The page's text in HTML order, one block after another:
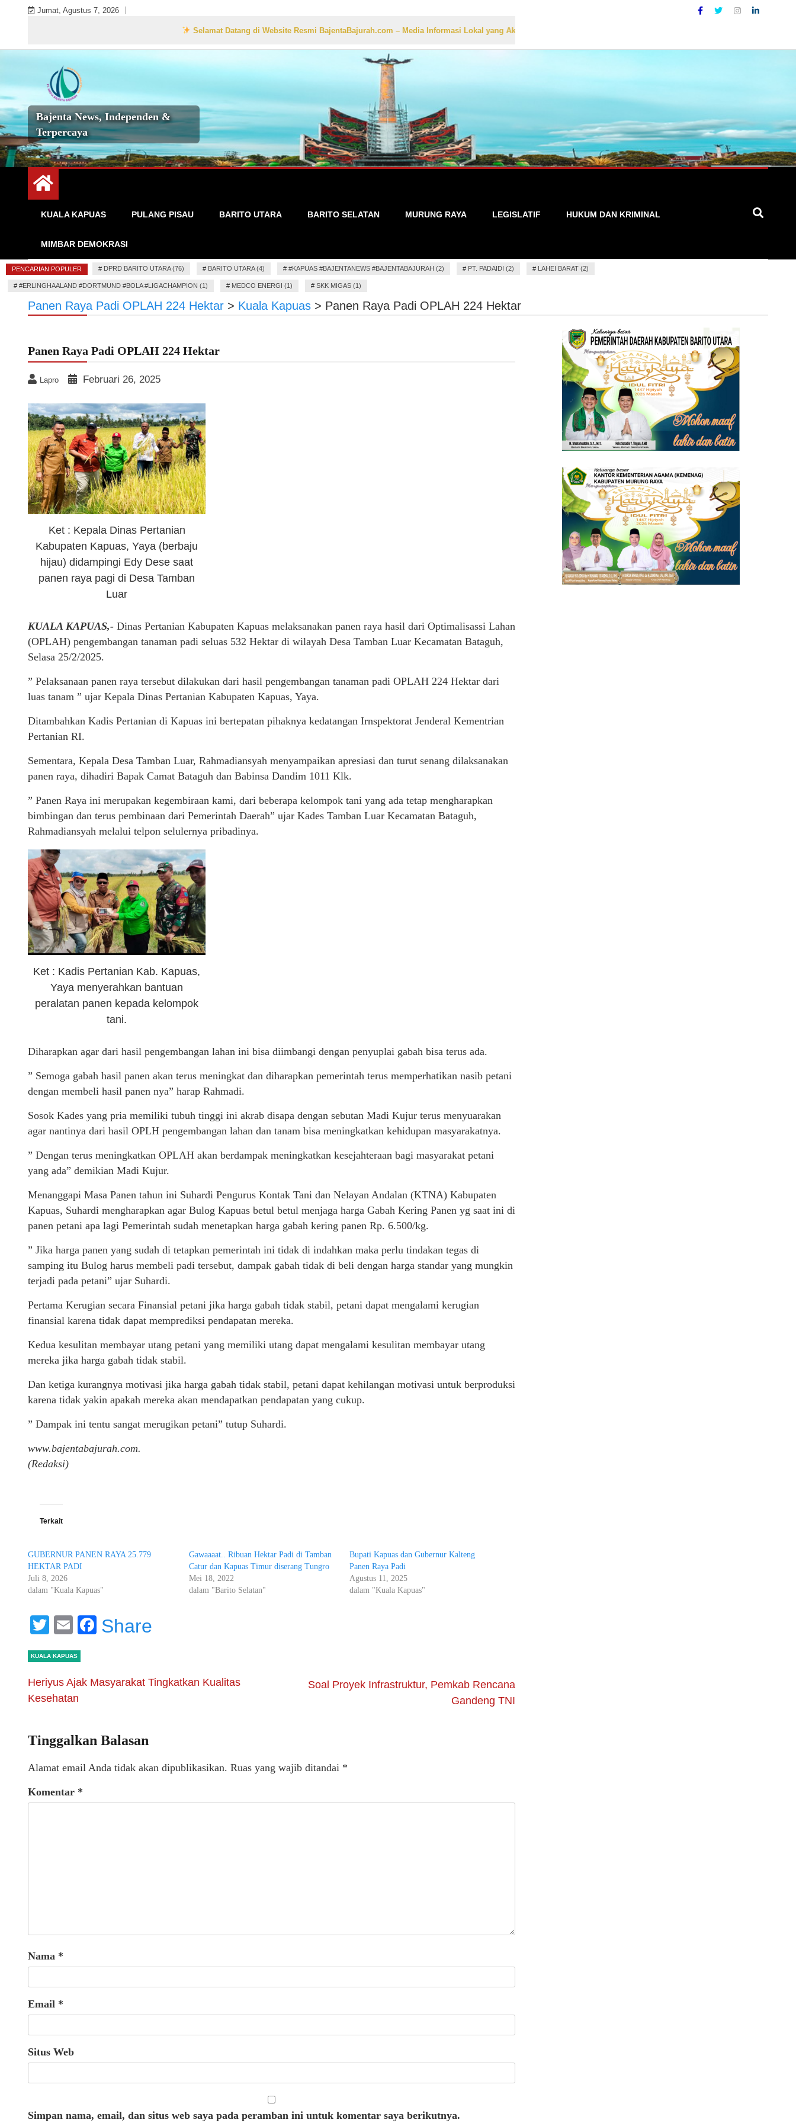
Jumat, Agustus 7, 2026
Selamat Datang di Website Resmi BajentaBajurah.com – Media Informasi Lokal yang Akurat, Cepat, dan Terpercaya
Bajenta News, Independen &
Terpercaya
KUALA KAPUAS PULANG PISAU BARITO UTARA BARITO SELATAN MURUNG RAYA LEGISLATIF HUKUM DAN KRIMINAL
MIMBAR DEMOKRASI
PENCARIAN POPULER # DPRD BARITO UTARA (76) # BARITO UTARA (4) # #KAPUAS #BAJENTANEWS #BAJENTABAJURAH (2) # PT. PADAIDI (2) # LAHEI BARAT (2)
# #ERLINGHAALAND #DORTMUND #BOLA #LIGACHAMPION (1) # MEDCO ENERGI (1) # SKK MIGAS (1)
Panen Raya Padi OPLAH 224 Hektar > Kuala Kapuas > Panen Raya Padi OPLAH 224 Hektar
Panen Raya Padi OPLAH 224 Hektar
Lapro Februari 26, 2025
Ket : Kepala Dinas Pertanian
Kabupaten Kapuas, Yaya (berbaju
hijau) didampingi Edy Dese saat
panen raya pagi di Desa Tamban
Luar
KUALA KAPUAS,- Dinas Pertanian Kabupaten Kapuas melaksanakan panen raya hasil dari Optimalisassi Lahan
(OPLAH) pengembangan tanaman padi seluas 532 Hektar di wilayah Desa Tamban Luar Kecamatan Bataguh,
Selasa 25/2/2025.
” Pelaksanaan panen raya tersebut dilakukan dari hasil pengembangan tanaman padi OPLAH 224 Hektar dari
luas tanam ” ujar Kepala Dinas Pertanian Kabupaten Kapuas, Yaya.
Ditambahkan Kadis Pertanian di Kapuas ini bertepatan pihaknya kedatangan Irnspektorat Jenderal Kementrian
Pertanian RI.
Sementara, Kepala Desa Tamban Luar, Rahmadiansyah menyampaikan apresiasi dan turut senang dilaksanakan
panen raya, dihadiri Bapak Camat Bataguh dan Babinsa Dandim 1011 Klk.
” Panen Raya ini merupakan kegembiraan kami, dari beberapa kelompok tani yang ada tetap mengharapkan
bimbingan dan terus pembinaan dari Pemerintah Daerah” ujar Kades Tamban Luar Kecamatan Bataguh,
Rahmadiansyah melalui telpon selulernya pribadinya.
Ket : Kadis Pertanian Kab. Kapuas,
Yaya menyerahkan bantuan
peralatan panen kepada kelompok
tani.
Diharapkan agar dari hasil pengembangan lahan ini bisa diimbangi dengan penyuplai gabah bisa terus ada.
” Semoga gabah hasil panen akan terus meningkat dan diharapkan pemerintah terus memperhatikan nasib petani
dengan membeli hasil panen nya” harap Rahmadi.
Sosok Kades yang pria memiliki tubuh tinggi ini akrab disapa dengan sebutan Madi Kujur terus menyuarakan
agar nantinya dari hasil OPLH pengembangan lahan dan tanam bisa meningkatkan kehidupan masyarakatnya.
” Dengan terus meningkatkan OPLAH akan berdampak meningkatkan kesejahteraan bagi masyarakat petani
yang ada” demikian Madi Kujur.
Menanggapi Masa Panen tahun ini Suhardi Pengurus Kontak Tani dan Nelayan Andalan (KTNA) Kabupaten
Kapuas, Suhardi mengharapkan agar Bulog Kapuas betul betul menjaga harga Gabah Kering Panen yg saat ini di
panen petani apa lagi Pemerintah sudah menetapkan harga gabah kering panen Rp. 6.500/kg.
” Jika harga panen yang sudah di tetapkan pemerintah ini tidak di indahkan maka perlu tindakan tegas di
samping itu Bulog harus membeli padi tersebut, dampak gabah tidak di beli dengan harga standar yang mungkin
terjadi pada petani” ujar Suhardi.
Pertama Kerugian secara Finansial petani jika harga gabah tidak stabil, petani dapat mengalami kerugian
finansial karena tidak dapat memprediksi pendapatan mereka.
Kedua kesulitan membayar utang petani yang memiliki utang dapat mengalami kesulitan membayar utang
mereka jika harga gabah tidak stabil.
Dan ketiga kurangnya motivasi jika harga gabah tidak stabil, petani dapat kehilangan motivasi untuk berproduksi
karena tidak yakin apakah mereka akan mendapatkan pendapatan yang cukup.
” Dampak ini tentu sangat merugikan petani” tutup Suhardi.
www.bajentabajurah.com.
(Redaksi)
Terkait
GUBERNUR PANEN RAYA 25.779
HEKTAR PADI
Juli 8, 2026
dalam "Kuala Kapuas"
Gawaaaat.. Ribuan Hektar Padi di Tamban
Catur dan Kapuas Timur diserang Tungro
Mei 18, 2022
dalam "Barito Selatan"
Bupati Kapuas dan Gubernur Kalteng
Panen Raya Padi
Agustus 11, 2025
dalam "Kuala Kapuas"
Twitter
EmailFacebook
Share
KUALA KAPUAS
Heriyus Ajak Masyarakat Tingkatkan Kualitas
Kesehatan
Soal Proyek Infrastruktur, Pemkab Rencana
Gandeng TNI
Tinggalkan Balasan
Alamat email Anda tidak akan dipublikasikan. Ruas yang wajib ditandai *
Komentar *
Nama *
Email *
Situs Web
Simpan nama, email, dan situs web saya pada peramban ini untuk komentar saya berikutnya.